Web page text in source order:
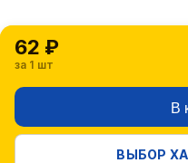
62 ₽
за 1 шт
В
ВЫБОР